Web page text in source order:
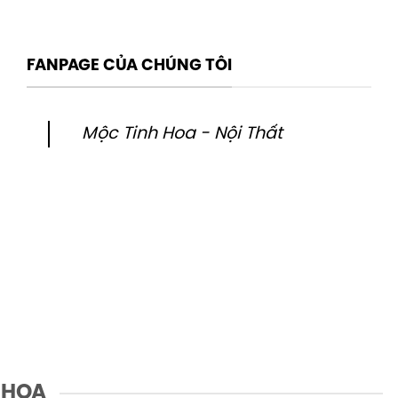
FANPAGE CỦA CHÚNG TÔI
Mộc Tinh Hoa - Nội Thất